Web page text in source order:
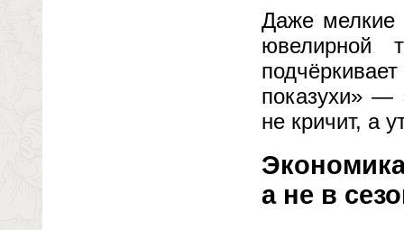
Даже
ювелирной
показухи» —
не кричит, а
а не в